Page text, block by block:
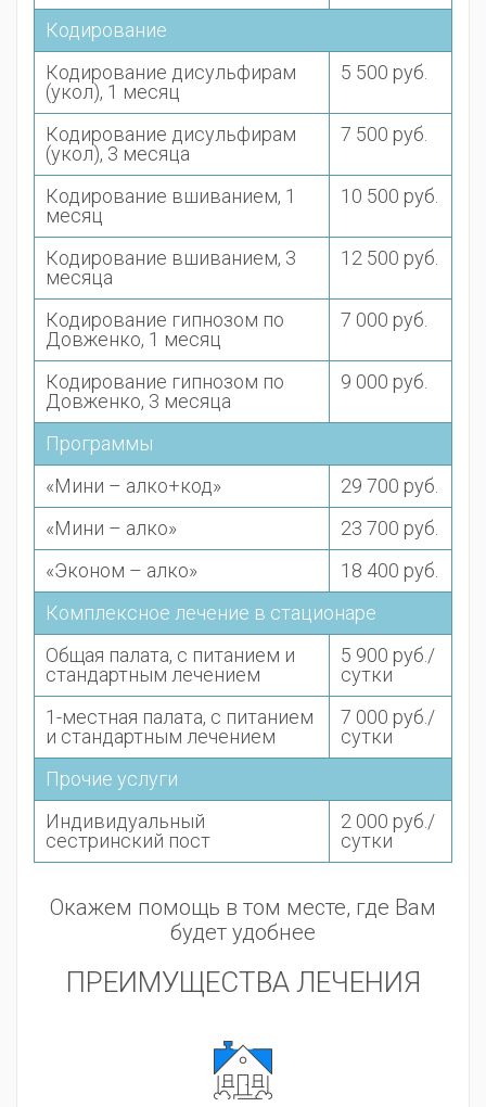
Кодирование
Кодирование дисульфирам
(укол), 1 месяц
5 500 руб.
Кодирование дисульфирам
(укол), 3 месяца
7 500 руб.
Кодирование вшиванием, 1
месяц
10 500 руб.
Кодирование вшиванием, 3
месяца
12 500 руб.
Кодирование гипнозом по
Довженко, 1 месяц
7 000 руб.
Кодирование гипнозом по
Довженко, 3 месяца
9 000 руб.
Программы
«Мини – алко+код»
29 700 руб.
«Мини – алко»
23 700 руб.
«Эконом – алко»
18 400 руб.
Комплексное лечение в стационаре
Общая палата, с питанием и
стандартным лечением
5 900 руб./
сутки
1-местная палата, с питанием
и стандартным лечением
7 000 руб./
сутки
Прочие услуги
Индивидуальный
сестринский пост
2 000 руб./
сутки
Окажем помощь в том месте, где Вам
будет удобнее
ПРЕИМУЩЕСТВА ЛЕЧЕНИЯ